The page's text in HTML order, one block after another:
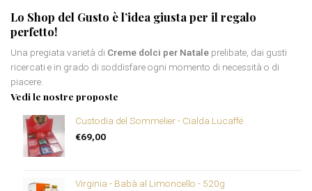
Lo Shop del Gusto è l’idea giusta per il regalo
perfetto!
Una pregiata varietà di Creme dolci per Natale prelibate, dai gusti
ricercati e in grado di soddisfare ogni momento di necessità o di
piacere.
Vedi le nostre proposte
Custodia del Sommelier - Cialda Lucaffé
€69,00
Virginia - Babà al Limoncello - 520g